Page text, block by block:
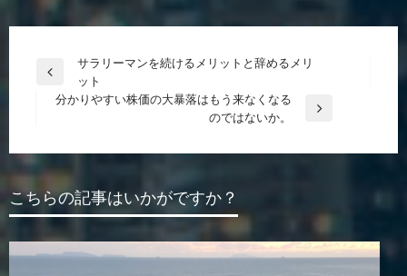
投
ゲ
ー
シ
ョ
サラリーマンを続けるメリットと辞めるメリ
ット
投
稿
分かりやすい株価の大暴落はもう来なくなる
のではないか。
こちらの記事はいかがですか？